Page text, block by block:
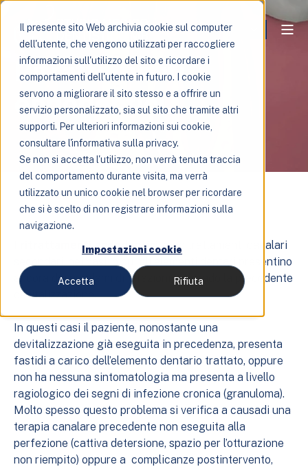
Il presente sito Web archivia cookie sul computer
dell'utente, che vengono utilizzati per raccogliere
informazioni sull'utilizzo del sito e ricordare i
comportamenti dell'utente in futuro. I cookie
servono a migliorare il sito stesso e a offrire un
servizio personalizzato, sia sul sito che tramite altri
supporti. Per ulteriori informazioni sui cookie,
consultare l'informativa sulla privacy.
Se non si accetta l'utilizzo, non verrà tenuta traccia
del comportamento durante visita, ma verrà
utilizzato un unico cookie nel browser per ricordare
che si è scelto di non registrare informazioni sulla
navigazione.
Impostazioni cookie
Accetta Rifiuta
Ritrattamenti
endodontici
ritrattamenti endodonticisono trattamenti canalari
secondari, nei casi in cui gli elementi dentari presentino
ancora dei problemi di infezioni malgrado la precedente
devitalizzazione.
In questi casi il paziente, nonostante una
devitalizzazione già eseguita in precedenza, presenta
fastidi a carico dell’elemento dentario trattato, oppure
non ha nessuna sintomatologia ma presenta a livello
ragiologico dei segni di infezione cronica (granuloma).
Molto spesso questo problema si verifica a causadi una
terapia canalare precedente non eseguita alla
perfezione (cattiva detersione, spazio per l’otturazione
non riempito) oppure a complicanze postintervento,